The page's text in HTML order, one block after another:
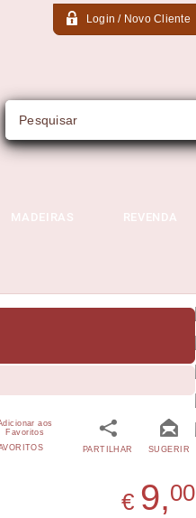
Login / Novo Cliente
MADEIRAS REVENDA
SUGERIR
PARTILHAR
€ 9,00